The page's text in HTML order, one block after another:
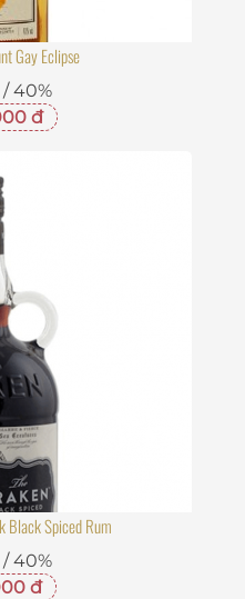
Gay Eclipse
40%
đ
Black Spiced Rum
40%
đ